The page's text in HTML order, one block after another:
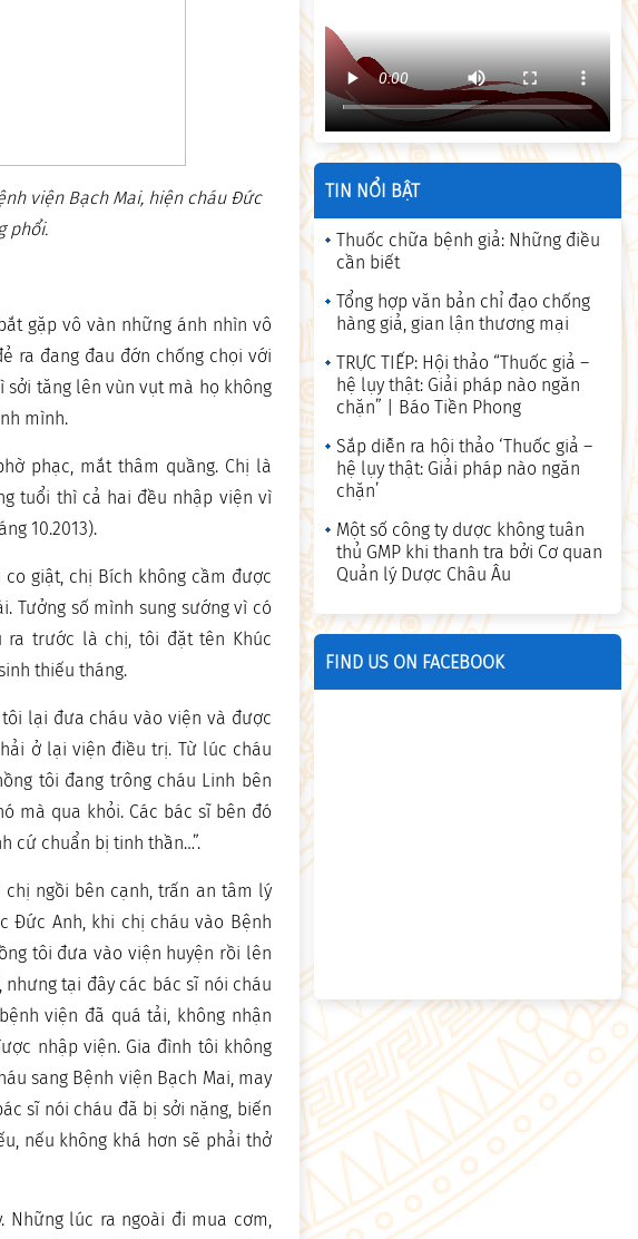
viện Bạch Mai, hiện cháu Đức
phổi.
gặp vô vàn những ánh nhìn vô
ra đang đau đớn chống chọi với
sởi tăng lên vùn vụt mà họ không
mình.
phạc, mắt thâm quầng. Chị là
tuổi thì cả hai đều nhập viện vì
10.2013).
giật, chị Bích không cầm được
Tưởng số mình sung sướng vì có
ra trước là chị, tôi đặt tên Khúc
thiếu tháng.
lại đưa cháu vào viện và được
ở lại viện điều trị. Từ lúc cháu
tôi đang trông cháu Linh bên
mà qua khỏi. Các bác sĩ bên đó
cứ chuẩn bị tinh thần…”.
chị ngồi bên cạnh, trấn an tâm lý
Đức Anh, khi chị cháu vào Bệnh
tôi đưa vào viện huyện rồi lên
tại đây các bác sĩ nói cháu
viện đã quá tải, không nhận
nhập viện. Gia đình tôi không
sang Bệnh viện Bạch Mai, may
sĩ nói cháu đã bị sởi nặng, biến
nếu không khá hơn sẽ phải thở
Những lúc ra ngoài đi mua cơm,
TIN NỔI BẬT
Thuốc chữa bệnh giả: Những điều
cần biết
Tổng hợp văn bản chỉ đạo chống
hàng giả, gian lận thương mại
TRỰC TIẾP: Hội thảo “Thuốc giả –
hệ lụy thật: Giải pháp nào ngăn
chặn” | Báo Tiền Phong
Sắp diễn ra hội thảo ‘Thuốc giả –
hệ lụy thật: Giải pháp nào ngăn
chặn’
Một số công ty dược không tuân
thủ GMP khi thanh tra bởi Cơ quan
Quản lý Dược Châu Âu
FIND US ON FACEBOOK